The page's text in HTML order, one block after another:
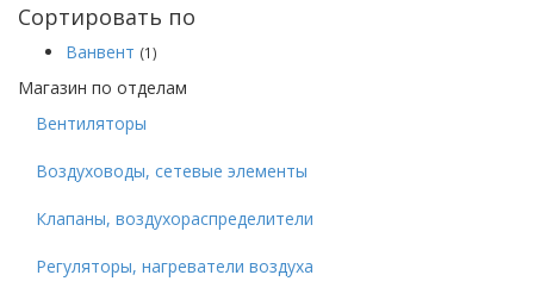
Сортировать по
Ванвент (1)
Магазин по отделам
Вентиляторы
Воздуховоды, сетевые элементы
Клапаны, воздухораспределители
Регуляторы, нагреватели воздуха